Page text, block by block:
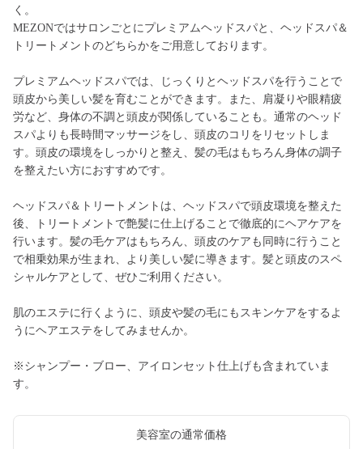
く。
MEZONではサロンごとにプレミアムヘッドスパと、ヘッドスパ＆
トリートメントのどちらかをご用意しております。
プレミアムヘッドスパでは、じっくりとヘッドスパを行うことで
頭皮から美しい髪を育むことができます。また、肩凝りや眼精疲
労など、身体の不調と頭皮が関係していることも。通常のヘッド
スパよりも長時間マッサージをし、頭皮のコリをリセットしま
す。頭皮の環境をしっかりと整え、髪の毛はもちろん身体の調子
を整えたい方におすすめです。
ヘッドスパ＆トリートメントは、ヘッドスパで頭皮環境を整えた
後、トリートメントで艶髪に仕上げることで徹底的にヘアケアを
行います。髪の毛ケアはもちろん、頭皮のケアも同時に行うこと
で相乗効果が生まれ、より美しい髪に導きます。髪と頭皮のスペ
シャルケアとして、ぜひご利用ください。
肌のエステに行くように、頭皮や髪の毛にもスキンケアをするよ
うにヘアエステをしてみませんか。
※シャンプー・ブロー、アイロンセット仕上げも含まれていま
す。
美容室の通常価格